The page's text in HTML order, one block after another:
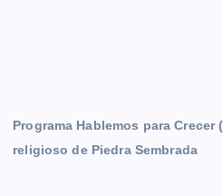
Programa Hablemos para
religioso de Piedra Sembrada